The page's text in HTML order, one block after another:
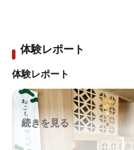
体験レポート
体験レポート
続きを見る